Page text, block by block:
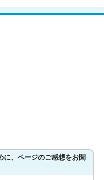
に、ページのご感想をお聞